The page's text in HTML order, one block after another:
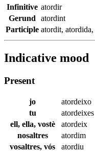
Infinitive atordir
Gerund
atordint
Participle atordit, atordida,
Indicative mood
Present
jo
atordeixo
tu
atordeixes
ell, ella, vostè
atordeix
nosaltres
atordim
vosaltres, vós
atordiu